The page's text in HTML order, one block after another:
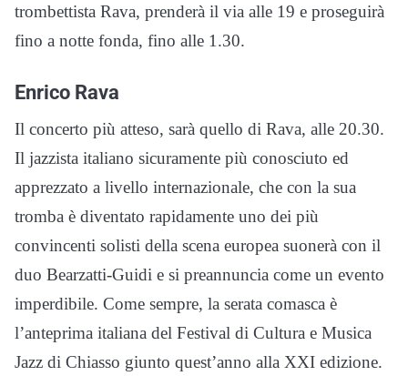
trombettista Rava, prenderà il via alle 19 e proseguirà
fino a notte fonda, fino alle 1.30.
Enrico Rava
Il concerto più atteso, sarà quello di Rava, alle 20.30.
Il jazzista italiano sicuramente più conosciuto ed
apprezzato a livello internazionale, che con la sua
tromba è diventato rapidamente uno dei più
convincenti solisti della scena europea suonerà con il
duo Bearzatti-Guidi e si preannuncia come un evento
imperdibile. Come sempre, la serata comasca è
l’anteprima italiana del Festival di Cultura e Musica
Jazz di Chiasso giunto quest’anno alla XXI edizione.